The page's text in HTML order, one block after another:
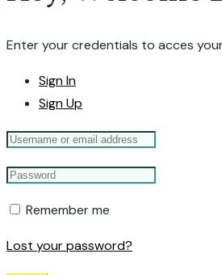
Enter your credentials to acces
Sign In
Sign Up
Remember me
Lost your password?